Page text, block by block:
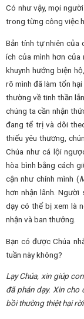
Có như vậy, mọi
trong từng công việc
Bản tính tự nhiên của
ích của mình hơn của
khuynh hướng biện
rõ mình đã làm tổn
thường về tinh thần
chúng ta cần nhận
đang tể trị và dõi
thiếu yêu thương,
Chúa như cá lội
hòa bình bằng cách
cận như chính mình (
hơn nhận lãnh. Người
dạy có thể bị xem là
nhận và ban thưởng.
Bạn có được Chúa
tuần này không?
Lạy Chúa, xin giúp
đã phán dạy. Xin cho
bồi thường thiệt hại